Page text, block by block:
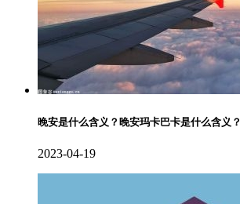
晚安是什么含义？晚安玛卡巴卡是什么含义？
2023-04-19